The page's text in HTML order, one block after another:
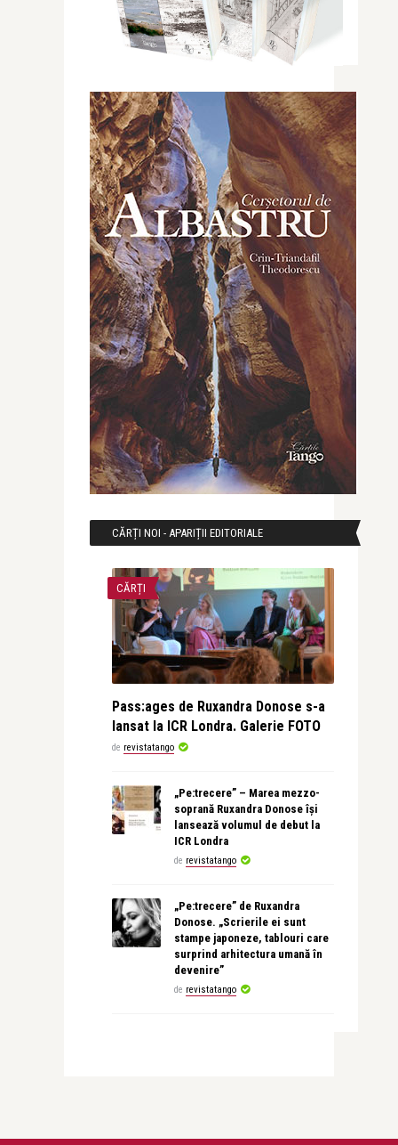
CĂRȚI NOI - APARIȚII EDITORIALE
CĂRȚI
Pass:ages de Ruxandra Donose s-a
lansat la ICR Londra. Galerie FOTO
de revistatango
„Pe:trecere” – Marea mezzo-
soprană Ruxandra Donose își
lansează volumul de debut la
ICR Londra
de revistatango
„Pe:trecere” de Ruxandra
Donose. „Scrierile ei sunt
stampe japoneze, tablouri care
surprind arhitectura umană în
devenire”
de revistatango